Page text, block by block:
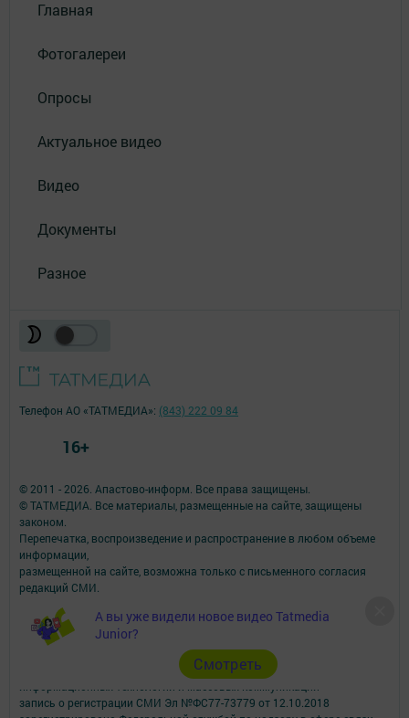
Главная
Фотогалереи
Опросы
Актуальное видео
Видео
Документы
Разное
А вы уже видели новое видео Tatmedia
Junior?
Cмотреть
© 2011 - 2026. Апастово-информ. Все права защищены.
© ТАТМЕДИА. Все материалы, размещенные на сайте, защищены
законом.
Перепечатка, воспроизведение и распространение в любом объеме
информации,
размещенной на сайте, возможна только с письменного согласия
редакций СМИ.
коммуникациям.
Наименование СМИ: Апастово-информ
СМИ зарегистрировано Федеральной службой по надзору в сфере
запись о регистрации СМИ Эл №ФС77-73779 от 12.10.2018
Телефон АО «ТАТМЕДИА»: (843) 222 09 84
16+